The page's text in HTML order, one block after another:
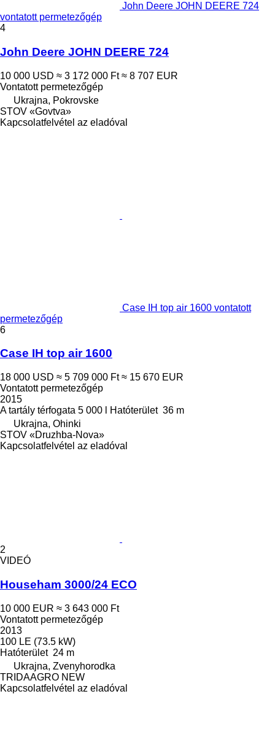
John Deere JOHN DEERE 724
vontatott permetezőgép
4
John Deere JOHN DEERE 724
10 000 USD ≈ 3 172 000 Ft ≈ 8 707 EUR
Vontatott permetezőgép
Ukrajna, Pokrovske
STOV «Govtva»
Kapcsolatfelvétel az eladóval
Case IH top air 1600 vontatott
permetezőgép
6
Case IH top air 1600
18 000 USD ≈ 5 709 000 Ft ≈ 15 670 EUR
Vontatott permetezőgép
2015
A tartály térfogata 5 000 l Hatóterület 36 m
Ukrajna, Ohinki
STOV «Druzhba-Nova»
Kapcsolatfelvétel az eladóval
2
VIDEÓ
Househam 3000/24 ​​ECO
10 000 EUR ≈ 3 643 000 Ft
Vontatott permetezőgép
2013
100 LE (73.5 kW)
Hatóterület 24 m
Ukrajna, Zvenyhorodka
TRIDAAGRO NEW
Kapcsolatfelvétel az eladóval